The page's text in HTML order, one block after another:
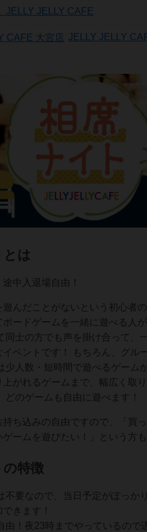
JELLY JELLY CAFE
JELLY JELLY
とは
中入退場自由！
遊んだことがないという初心者
ードゲームを一緒に遊べる人が
同士の方でも声を掛け合って、
イベントです！ もちろん、グル
少人数・短時間で遊べるゲーム
上がれるゲームまで、幅広く取
どのゲームも自由に遊べます！
持ち込みの自由ですので、「買
ームを遊びたい！」という方も
の特徴
不要なので、当日予定がぽっか
きます！
由！夜23時までやっているので